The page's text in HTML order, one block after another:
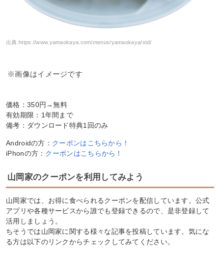
出典:https://www.yamaokaya.com/menus/yamaokaya/std/
※画像はイメージです
価格：350円→無料
有効期限：1年間まで
備考：ダウンロード特典1回のみ
Androidの方： クーポンはこちらから！
iPhonの方： クーポンはこちらから！
山岡家のクーポンを利用してみよう
山岡家では、お得に食べられるクーポンを配信しています。公式
アプリや各種サービスから誰でも登録できるので、是非登録して
活用しましょう。
ちそうでは山岡家に関する様々な記事を投稿しています。気にな
る方は以下のリンクからチェックしてみてください。